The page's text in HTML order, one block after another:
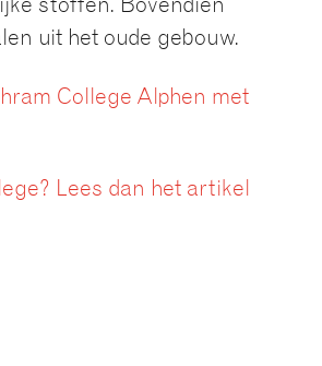
stoffen. Bovendien
uit het oude gebouw.
College Alphen met
Lees dan het artikel